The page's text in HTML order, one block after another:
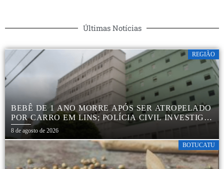
Últimas Notícias
REGIÃO
BEBÊ DE 1 ANO MORRE APÓS SER ATROPELADO
POR CARRO EM LINS; POLÍCIA CIVIL INVESTIGA
ACIDENTE
8 de agosto de 2026
BOTUCATU